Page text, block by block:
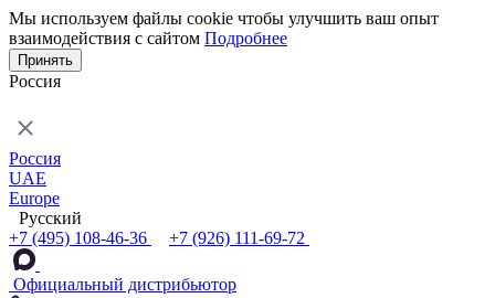
Мы используем файлы cookie чтобы улучшить ваш опыт
взаимодействия с сайтом Подробнее
Принять
Россия
Россия
UAE
Europe
Русский
+7 (495) 108-46-36
+7 (926) 111-69-72
Официальный дистрибьютор